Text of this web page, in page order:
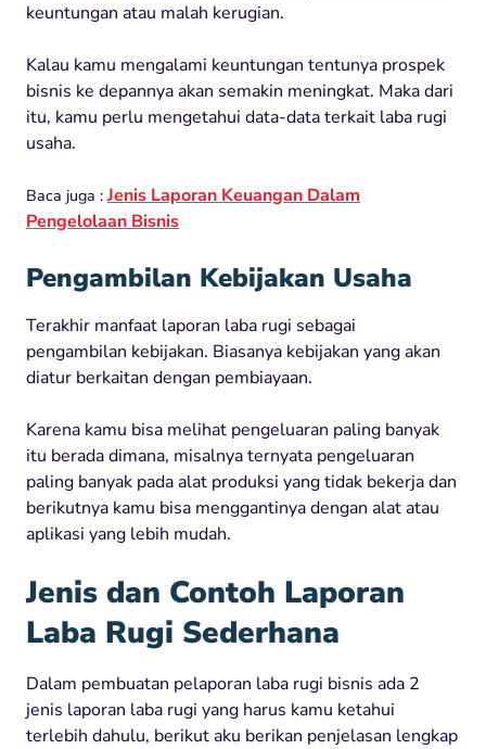
keuntungan atau malah kerugian.
Kalau kamu mengalami keuntungan tentunya prospek
bisnis ke depannya akan semakin meningkat. Maka dari
itu, kamu perlu mengetahui data-data terkait laba rugi
usaha.
Baca juga : Jenis Laporan Keuangan Dalam
Pengelolaan Bisnis
Pengambilan Kebijakan Usaha
Terakhir manfaat laporan laba rugi sebagai
pengambilan kebijakan. Biasanya kebijakan yang akan
diatur berkaitan dengan pembiayaan.
Karena kamu bisa melihat pengeluaran paling banyak
itu berada dimana, misalnya ternyata pengeluaran
paling banyak pada alat produksi yang tidak bekerja dan
berikutnya kamu bisa menggantinya dengan alat atau
aplikasi yang lebih mudah.
Jenis dan Contoh Laporan
Laba Rugi Sederhana
Dalam pembuatan pelaporan laba rugi bisnis ada 2
jenis laporan laba rugi yang harus kamu ketahui
terlebih dahulu, berikut aku berikan penjelasan lengkap